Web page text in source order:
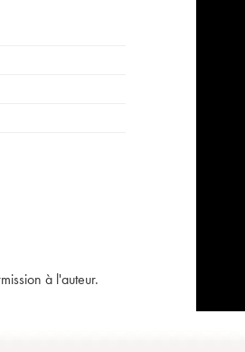
à l'auteur.